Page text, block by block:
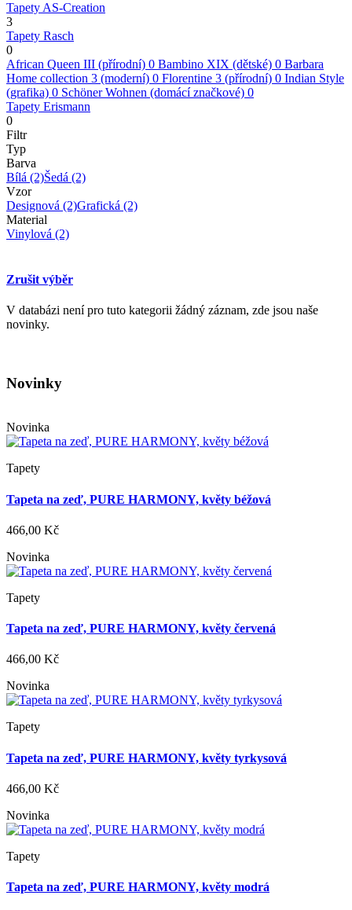
Tapety AS-Creation
3
Tapety Rasch
0
African Queen III (přírodní) 0 Bambino XIX (dětské) 0 Barbara
Home collection 3 (moderní) 0 Florentine 3 (přírodní) 0 Indian Style
(grafika) 0 Schöner Wohnen (domácí značkové) 0
Tapety Erismann
0
Filtr
Typ
Barva
Bílá (2)Šedá (2)
Vzor
Designová (2)Grafická (2)
Material
Vinylová (2)
Zrušit výběr
V databázi není pro tuto kategorii žádný záznam, zde jsou naše
novinky.
Novinky
Novinka
Tapety
Tapeta na zeď, PURE HARMONY, květy béžová
466,00 Kč
Novinka
Tapety
Tapeta na zeď, PURE HARMONY, květy červená
466,00 Kč
Novinka
Tapety
Tapeta na zeď, PURE HARMONY, květy tyrkysová
466,00 Kč
Novinka
Tapety
Tapeta na zeď, PURE HARMONY, květy modrá